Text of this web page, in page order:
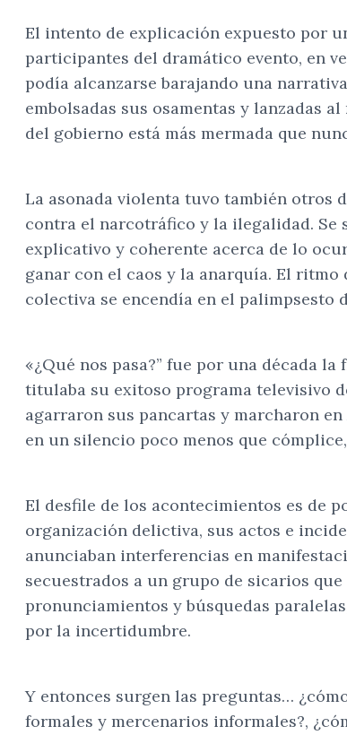
El intento de explicación expuesto por
participantes del dramático evento, en
podía alcanzarse barajando una
embolsadas sus osamentas y lanzadas
del gobierno está más mermada que
La asonada violenta tuvo también otros
contra el narcotráfico y la ilegalidad. Se
explicativo y coherente acerca de lo
ganar con el caos y la anarquía. El
colectiva se encendía en el palimpsesto
«¿Qué nos pasa?” fue por una década
titulaba su exitoso programa televisivo
agarraron sus pancartas y marcharon
en un silencio poco menos que
El desfile de los acontecimientos es de
organización delictiva, sus actos e
anunciaban interferencias en
secuestrados a un grupo de sicarios
pronunciamientos y búsquedas
por la incertidumbre.
Y entonces surgen las preguntas…
formales y mercenarios informales?,